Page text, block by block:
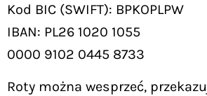
Kod BIC (SWIFT): BPKOPLPW
IBAN: PL26 1020 1055
0000 9102 0445 8733
Roty można wesprzeć,